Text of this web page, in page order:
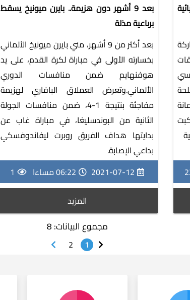
بعد 9 أشهر دون هزيمة.. بايرن ميونيخ يسقط
برباعية مذلة
بعد أكثر من 9 أشهر، مني بايرن ميونيخ الألماني
بخسارته الأولى في مباراة لكرة القدم، على يد
هوفنهايم ضمن منافسات الدوري
الألماني.وتعرض العملاق البافاري لهزيمة
مفاجئة بنتيجة 1-4، ضمن منافسات الجولة
الثانية من البوندسليغا، في مباراة غاب عن
بدايتها هداف الفريق روبرت ليفاندوفسكي
بداعي الإصابة.
المزيد
2021-07-12 06:22 مساءا 1
مجموع البيانات: 8
1
2